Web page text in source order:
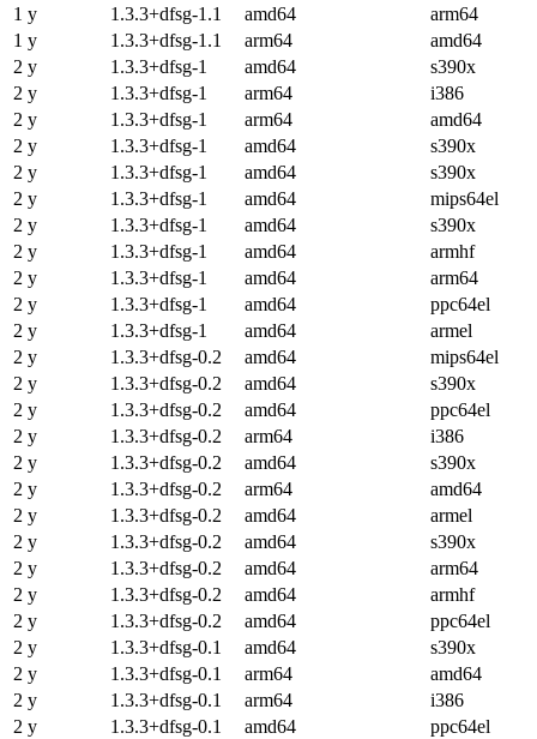
1 y
1.3.3+dfsg-1.1 amd64
arm64
1 y
1.3.3+dfsg-1.1 arm64
amd64
2 y
1.3.3+dfsg-1 amd64
s390x
2 y
1.3.3+dfsg-1 arm64
i386
2 y
1.3.3+dfsg-1 arm64
amd64
2 y
1.3.3+dfsg-1 amd64
s390x
2 y
1.3.3+dfsg-1 amd64
s390x
2 y
1.3.3+dfsg-1 amd64
mips64el
2 y
1.3.3+dfsg-1 amd64
s390x
2 y
1.3.3+dfsg-1 amd64
armhf
2 y
1.3.3+dfsg-1 amd64
arm64
2 y
1.3.3+dfsg-1 amd64
ppc64el
2 y
1.3.3+dfsg-1 amd64
armel
2 y
1.3.3+dfsg-0.2 amd64
mips64el
2 y
1.3.3+dfsg-0.2 amd64
s390x
2 y
1.3.3+dfsg-0.2 amd64
ppc64el
2 y
1.3.3+dfsg-0.2 arm64
i386
2 y
1.3.3+dfsg-0.2 amd64
s390x
2 y
1.3.3+dfsg-0.2 arm64
amd64
2 y
1.3.3+dfsg-0.2 amd64
armel
2 y
1.3.3+dfsg-0.2 amd64
s390x
2 y
1.3.3+dfsg-0.2 amd64
arm64
2 y
1.3.3+dfsg-0.2 amd64
armhf
2 y
1.3.3+dfsg-0.2 amd64
ppc64el
2 y
1.3.3+dfsg-0.1 amd64
s390x
2 y
1.3.3+dfsg-0.1 arm64
amd64
2 y
1.3.3+dfsg-0.1 arm64
i386
2 y
1.3.3+dfsg-0.1 amd64
ppc64el